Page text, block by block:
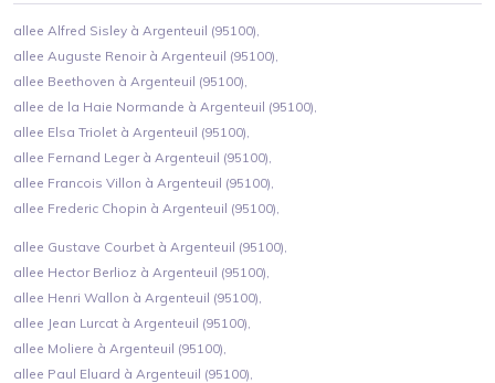
allee Alfred Sisley à Argenteuil (95100),
allee Auguste Renoir à Argenteuil (95100),
allee Beethoven à Argenteuil (95100),
allee de la Haie Normande à Argenteuil (95100),
allee Elsa Triolet à Argenteuil (95100),
allee Fernand Leger à Argenteuil (95100),
allee Francois Villon à Argenteuil (95100),
allee Frederic Chopin à Argenteuil (95100),
allee Gustave Courbet à Argenteuil (95100),
allee Hector Berlioz à Argenteuil (95100),
allee Henri Wallon à Argenteuil (95100),
allee Jean Lurcat à Argenteuil (95100),
allee Moliere à Argenteuil (95100),
allee Paul Eluard à Argenteuil (95100),